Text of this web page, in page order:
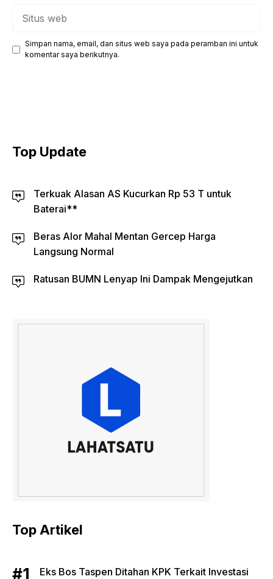
Simpan nama, email, dan situs web saya pada peramban ini untuk
komentar saya berikutnya.
Top Update
Terkuak Alasan AS Kucurkan Rp 53 T untuk
Baterai**
Beras Alor Mahal Mentan Gercep Harga
Langsung Normal
Ratusan BUMN Lenyap Ini Dampak Mengejutkan
Top Artikel
Eks Bos Taspen Ditahan KPK Terkait Investasi